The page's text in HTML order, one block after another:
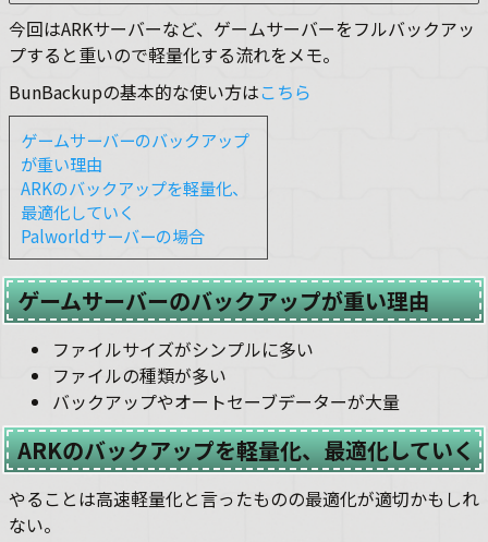
今回はARKサーバーなど、ゲームサーバーをフルバックアッ
プすると重いので軽量化する流れをメモ。
BunBackupの基本的な使い方はこちら
ゲームサーバーのバックアップ
が重い理由
ARKのバックアップを軽量化、
最適化していく
Palworldサーバーの場合
ゲームサーバーのバックアップが重い理由
ファイルサイズがシンプルに多い
ファイルの種類が多い
バックアップやオートセーブデーターが大量
ARKのバックアップを軽量化、最適化していく
やることは高速軽量化と言ったものの最適化が適切かもしれ
ない。